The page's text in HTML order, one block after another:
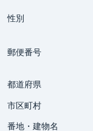
性別
郵便番号
都道府県
市区町村
番地・建物名